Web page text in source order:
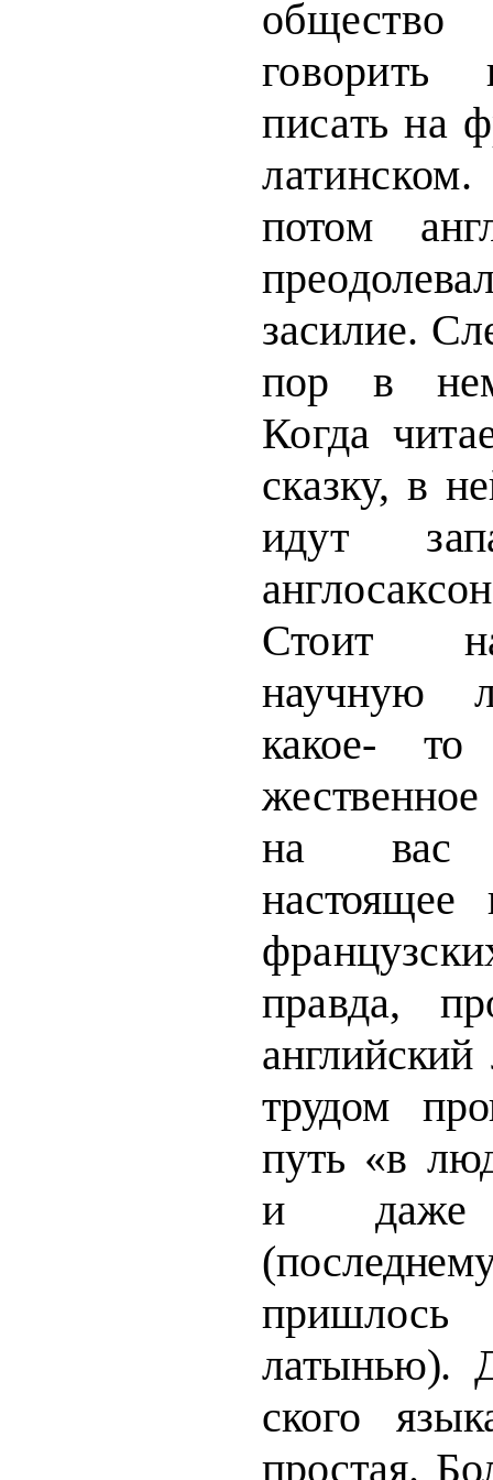
говорить
писать на
потом
засилие.
пор в
Когда
сказку, в
идут
Стоит
научную
какое- то
на вас
настоящее
правда,
трудом
путь «в
и даже
латынью).
ского
простая.